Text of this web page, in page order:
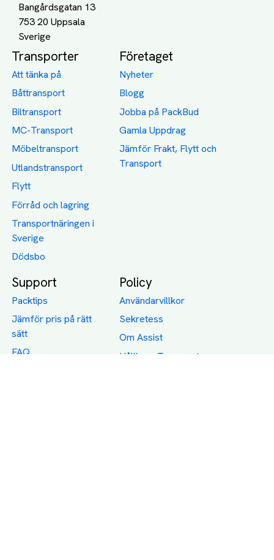
Bangårdsgatan 13
753 20 Uppsala
Transporter
Att tänka på
Båttransport
Biltransport
MC-Transport
Möbeltransport
Utlandstransport
Flytt
Förråd och lagring
Transportnäringen i
Sverige
Dödsbo
Företaget
Nyheter
Blogg
Jobba på PackBud
Gamla Uppdrag
Jämför Frakt, Flytt och
Transport
Support
Packtips
Jämför pris på rätt
sätt
FAQ
Policy
Användarvillkor
Sekretess
Om Assist
Hållbara Transporter